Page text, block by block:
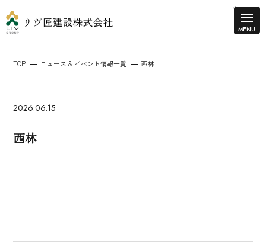
TOP ニュース & イベント情報一覧 西林
2026.06.15
西林